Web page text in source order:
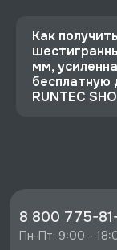
Как
мм,
бесплатную
RUNTEC
S3HE102515
⚡️
8 800 775-
Пн-Пт: 9:00 -